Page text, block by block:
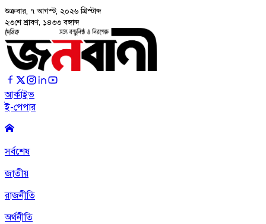
শুক্রবার, ৭ আগস্ট, ২০২৬ খ্রিস্টাব্দ
২৩শে শ্রাবণ, ১৪৩৩ বঙ্গাব্দ
আর্কাইভ
ই-পেপার
সর্বশেষ
জাতীয়
রাজনীতি
অর্থনীতি